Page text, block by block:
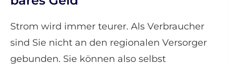
Strom wird immer teurer. Als Verbraucher
sind Sie nicht an den regionalen Versorger
gebunden. Sie können also selbst